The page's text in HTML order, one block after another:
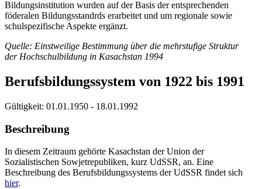
Bildungsinstitution wurden auf der Basis der entsprechenden
föderalen Bildungsstandrds erarbeitet und um regionale sowie
schulspezifische Aspekte ergänzt.
Quelle: Einstweilige Bestimmung über die mehrstufige Struktur
der Hochschulbildung in Kasachstan 1994
Berufsbildungssystem von 1922 bis 1991
Gültigkeit: 01.01.1950 - 18.01.1992
Beschreibung
In diesem Zeitraum gehörte Kasachstan der Union der
Sozialistischen Sowjetrepubliken, kurz UdSSR, an. Eine
Beschreibung des Berufsbildungssystems der UdSSR findet sich
hier.